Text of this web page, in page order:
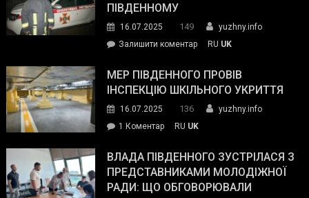
силових
та
органів:
«Наш
спільний
окупанти.
Маємо
діяти
ПІВДЕННОМУ
16.07.2025 149
yuzhny.info
Залишити коментарon
ДСНС
власноруч
пожежу
у
RU UK
МЕР ПІВДЕННОГО ПРОВІВ
ІНСПЕКЦІЮ ШКІЛЬНОГО УКРИТТЯ
16.07.2025 136
yuzhny.info
1 Коментардо
Південного
провів
інспекцію
RU UK
ВЛАДА ПІВДЕННОГО ЗУСТРІЛАСЯ З
ПРЕДСТАВНИКАМИ МОЛОДІЖНОЇ
РАДИ: ЩО ОБГОВОРЮВАЛИ